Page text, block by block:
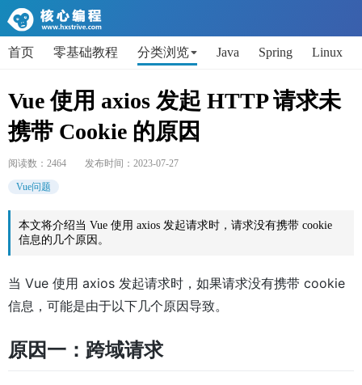
首页 零基础教程 分类浏览 Java Spring Linux
Vue 使用 axios 发起 HTTP 请求未
携带 Cookie 的原因
阅读数： 2464 发布时间： 2023-07-27
Vue问题
本文将介绍当 Vue 使用 axios 发起请求时，请求没有携带 cookie
信息的几个原因。
当 Vue 使用 axios 发起请求时，如果请求没有携带 cookie
信息，可能是由于以下几个原因导致。
原因一：跨域请求